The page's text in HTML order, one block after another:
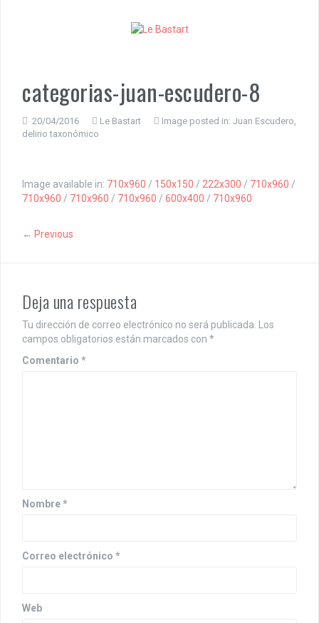
categorias-juan-escudero-8
20/04/2016 Le Bastart Image posted in: Juan Escudero,
delirio taxonómico
Image available in: 710x960 / 150x150 / 222x300 / 710x960 /
710x960 / 710x960 / 710x960 / 600x400 / 710x960
← Previous
Deja una respuesta
Tu dirección de correo electrónico no será publicada. Los
campos obligatorios están marcados con *
Comentario *
Nombre*
Correo electrónico *
Web